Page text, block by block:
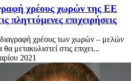
χρέους χωρών της ΕΕ
πληττόμενες επιχειρήσεις
χρέους των χωρών – μελών
μετακυλιστεί στις επιχει...
2021